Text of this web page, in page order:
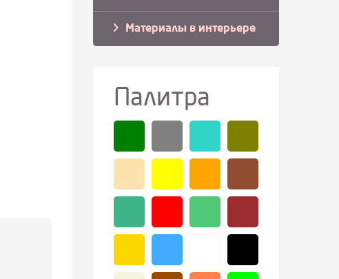
Материалы в интерьере
Палитра